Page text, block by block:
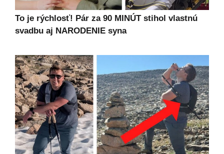
To je rýchlosť! Pár za 90 MINÚT stihol vlastnú
svadbu aj NARODENIE syna